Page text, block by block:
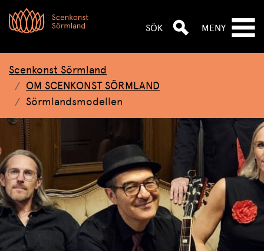
SÖK MENY
Scenkonst Sörmland
OM SCENKONST SÖRMLAND
Sörmlandsmodellen